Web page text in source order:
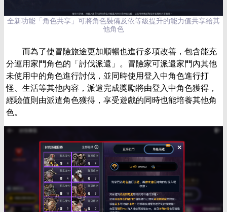
全新功能「角色共享」可將角色裝備及依等級提升的能力值共享給其
他角色
而為了使冒險旅途更加順暢也進行多項改善，包含能充
分運用家門角色的「討伐派遣」。冒險家可派遣家門內其他
未使用中的角色進行討伐，並同時使用登入中角色進行打
怪、生活等其他內容，派遣完成獎勵將由登入中角色獲得，
經驗值則由派遣角色獲得，享受遊戲的同時也能培養其他角
色。